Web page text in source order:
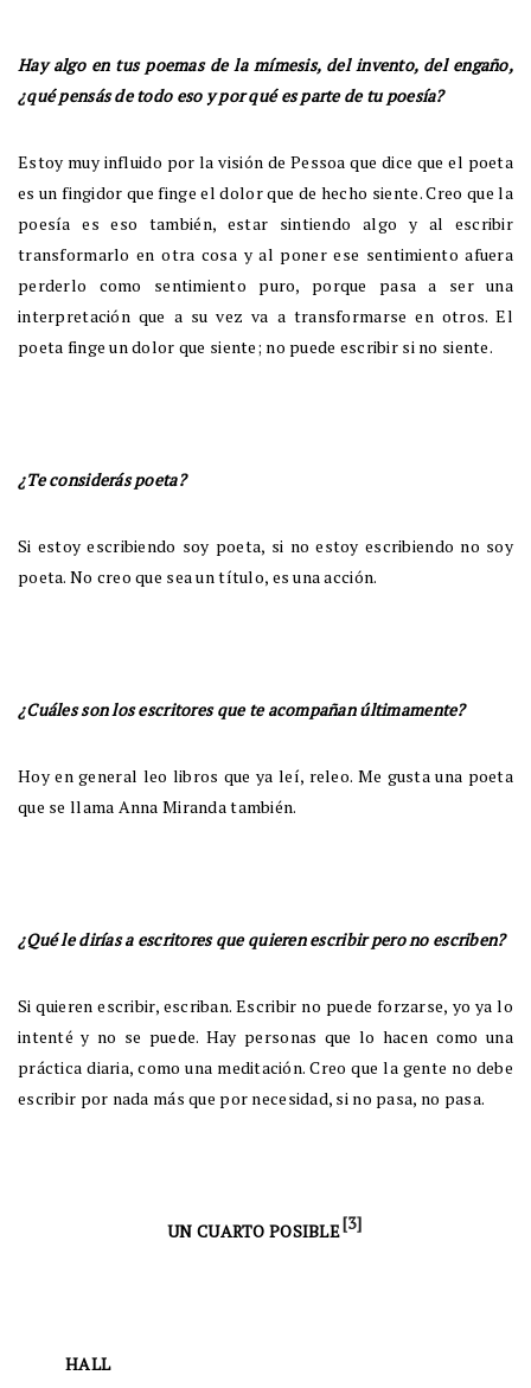
Hay algo en tus poemas de la mímesis, del invento, del engaño,
¿qué pensás de todo eso y por qué es parte de tu poesía?
Estoy muy influido por la visión de Pessoa que dice que el poeta
es un fingidor que finge el dolor que de hecho siente. Creo que la
poesía es eso también, estar sintiendo algo y al escribir
transformarlo en otra cosa y al poner ese sentimiento afuera
perderlo como sentimiento puro, porque pasa a ser una
interpretación que a su vez va a transformarse en otros. El
poeta finge un dolor que siente; no puede escribir si no siente.
¿Te considerás poeta?
Si estoy escribiendo soy poeta, si no estoy escribiendo no soy
poeta. No creo que sea un título, es una acción.
¿Cuáles son los escritores que te acompañan últimamente?
Hoy en general leo libros que ya leí, releo. Me gusta una poeta
que se llama Anna Miranda también.
¿Qué le dirías a escritores que quieren escribir pero no escriben?
Si quieren escribir, escriban. Escribir no puede forzarse, yo ya lo
intenté y no se puede. Hay personas que lo hacen como una
práctica diaria, como una meditación. Creo que la gente no debe
escribir por nada más que por necesidad, si no pasa, no pasa.
UN CUARTO POSIBLE[3]
HALL